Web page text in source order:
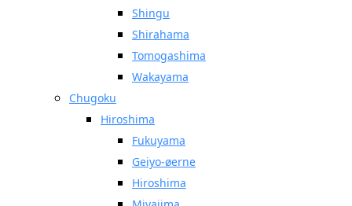
Shingu
Shirahama
Tomogashima
Wakayama
Chugoku
Hiroshima
Fukuyama
Geiyo-øerne
Hiroshima